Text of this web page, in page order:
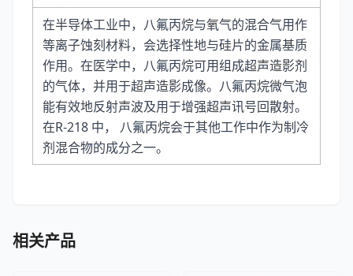
在半导体工业中，八氟丙烷与氧气的混合气用作
等离子蚀刻材料，会选择性地与硅片的金属基质
作用。在医学中，八氟丙烷可用组成超声造影剂
的气体，并用于超声造影成像。八氟丙烷微气泡
能有效地反射声波及用于增强超声讯号回散射。
在R-218 中， 八氟丙烷会于其他工作中作为制冷
剂混合物的成分之一。
相关产品